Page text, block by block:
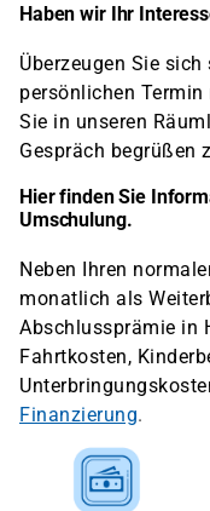
Haben wir Ihr
Überzeugen Sie
persönlichen
Sie in unseren
Gespräch begrüßen
Hier finden Sie
Umschulung.
Neben Ihren
monatlich als
Abschlussprämie in
Fahrtkosten,
Finanzierung.